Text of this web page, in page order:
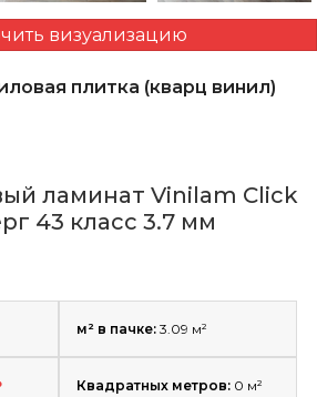
визуализацию
плитка (кварц винил)
ламинат Vinilam Click
43 класс 3.7 мм
м² в пачке: 3.09 м²
Квадратных метров: 0 м²